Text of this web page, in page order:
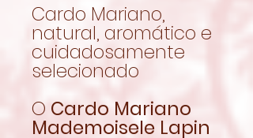
Cardo Mariano,
natural, aromático e
cuidadosamente
selecionado
O Cardo Mariano
Mademoisele Lapin